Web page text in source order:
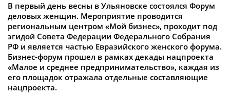
В первый день весны в Ульяновске состоялся Форум
деловых женщин. Мероприятие проводится
региональным центром «Мой бизнес», проходит под
эгидой Совета Федерации Федерального Собрания
РФ и является частью Евразийского женского форума.
Бизнес-форум прошел в рамках декады нацпроекта
«Малое и среднее предпринимательство», каждая из
его площадок отражала отдельные составляющие
нацпроекта.